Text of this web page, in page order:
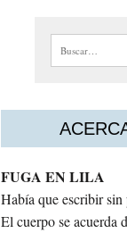
Buscar:
FUGA EN LILA
Había que escribir sin
El cuerpo se acuerda